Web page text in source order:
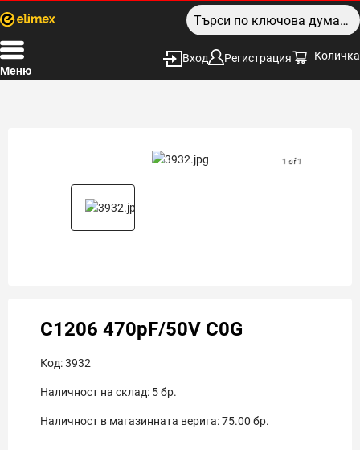
Меню
Вход Регистрация Количка
1 of 1
C1206 470pF/50V C0G
Код:3932
Наличност на склад: 5бр.
Наличност в магазинната верига:75.00 бр.